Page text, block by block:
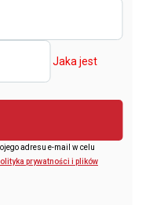
Jaka jest
adresu e-mail w celu
prywatności i plików